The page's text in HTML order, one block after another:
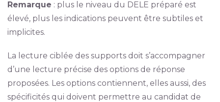
Remarque : plus le niveau du DELE préparé est
élevé, plus les indications peuvent être subtiles et
implicites.
La lecture ciblée des supports doit s’accompagner
d’une lecture précise des options de réponse
proposées. Les options contiennent, elles aussi, des
spécificités qui doivent permettre au candidat de